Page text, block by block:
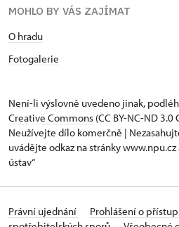
MOHLO BY VÁS ZAJÍMAT
O hradu
Fotogalerie
Není-li výslovně uvedeno jinak,
Creative Commons (CC BY-NC-ND
Neužívejte dílo komerčně |
uvádějte odkaz na stránky
ústav“
Právní ujednání Prohlášení o